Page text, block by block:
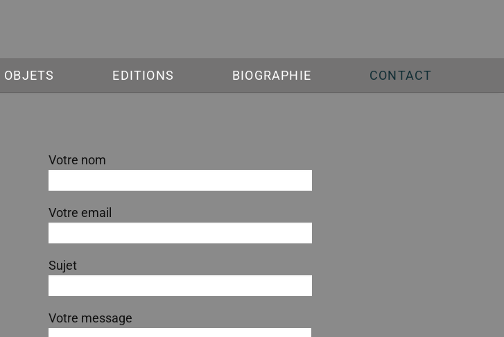
OBJETS EDITIONS BIOGRAPHIE CONTACT
Votre nom
Votre email
Sujet
Votre message